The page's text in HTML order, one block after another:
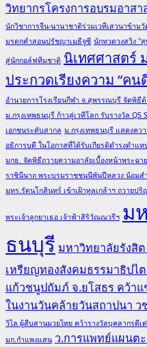
วิทยากรโครงการอบรมอาส
นักวิชาการจีน-นานาชาติร่วมเวทีเสวนาข้า
มรดกคำสอนปรัชญาเมธีจูซี นักหวดวงสวิง "
สู่นักกอล์ฟทีมชาติ นิเทศศาสตร์
ประกวดเรียงความ “ค
อำนวยการโรงเรียนกีฬา จ.สุพรรณบุรี จัดพิธี
ม.กรุงเทพธนบุรี ก้าวสู่เวทีโลก รับรางวัล
เอกชนระดับสากล ม.กรุงเทพธนบุรี แสดงคว
อธิการบดี ในโอกาสที่ได้รับเกียรติดำรงตำแ
มกธ. จัดพิธีถวายความอาลัยเบื้องหน้าพระฉ
ราชินีนาถ พระบรมราชชนนีพันปีหลวง น้อม
มทร.รัตนโกสินทร์ เข้าเฝ้าทูลเกล้าฯ ถวา
พระเจ้าลูกยาเธอ เจ้าฟ้าสิริวัณณวรีฯ ม
ธนบุรี มหาวิทยาลัยรังสิ
เหรียญทองสังคมธรรมาธิปไ
แก้วชนูปถัมภ์ จ.ยโสธร คว้า
ในงานวันคล้ายวันสถาปนา ว
วิไล ผู้สืบสานมวยไทย คว้ารางวัลบุคลากรดีเ
มก.กำแพงแสน ว.การแพทย์แผนต